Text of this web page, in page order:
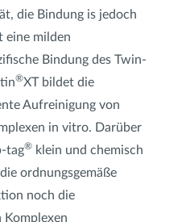
die Bindung is jedoch
eine milden
Bindung des Twin-
®XT bildet die
Aufreinigung von
in vitro. Darüber
tag®klein und chemisch
ordnungsgemäße
noch die
Komplexen